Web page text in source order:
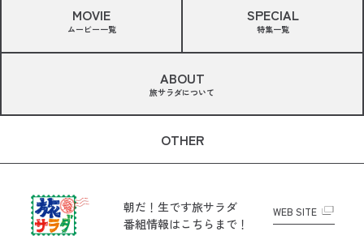
MOVIE
ムービー一覧
SPECIAL
特集一覧
ABOUT
旅サラダについて
OTHER
朝だ！生です旅サラダ
番組情報はこちらまで！
WEB SITE